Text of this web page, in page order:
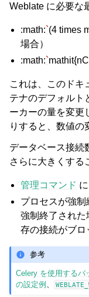
Weblate に必要な
:math:`(4 times
場合）
:math:`
これは、このドキ
テナのデフォルト
ーカーの量を変更
りすると、数値の
データベース接続
さらに大きくする
管理コマンド
プロセスが強制
強制終了され
存の接続がブロ
参考
Celery を使用するバ
の設定例 、